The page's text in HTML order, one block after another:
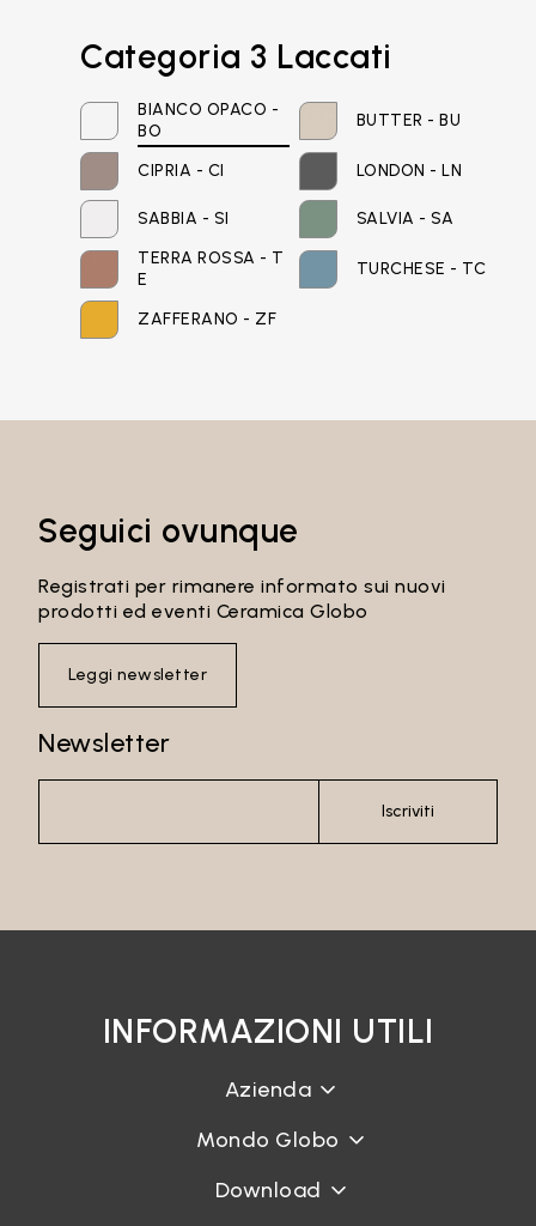
Password
Categoria 3 Laccati
BIANCO OPACO -
BO
BUTTER - BU
CIPRIA - CI LONDON - LN
SABBIA - SI
SALVIA - SA
TERRA ROSSA - T
E
TURCHESE - TC
ZAFFERANO - ZF
Seguici ovunque
Registrati per rimanere informato sui nuovi
prodotti ed eventi Ceramica Globo
Leggi newsletter
Newsletter
Iscriviti
INFORMAZIONI UTILI
Azienda
Mondo Globo
Download